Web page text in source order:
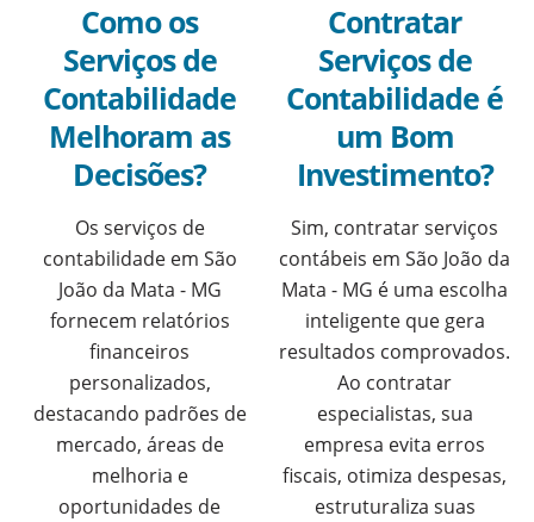
Como os
Serviços de
Contabilidade
Melhoram as
Decisões?
Os serviços de
contabilidade em São
João da Mata - MG
fornecem relatórios
financeiros
personalizados,
destacando padrões de
mercado, áreas de
melhoria e
oportunidades de
Contratar
Serviços de
Contabilidade é
um Bom
Investimento?
Sim, contratar serviços
contábeis em São João da
Mata - MG é uma escolha
inteligente que gera
resultados comprovados.
Ao contratar
especialistas, sua
empresa evita erros
fiscais, otimiza despesas,
estruturaliza suas